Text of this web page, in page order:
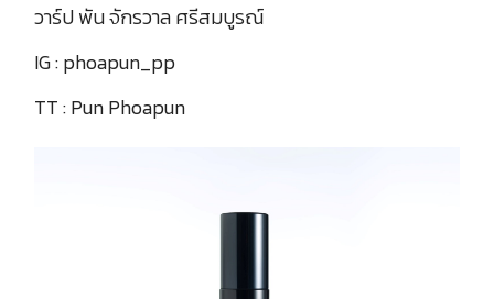
วาร์ป พัน จักรวาล ศรีสมบูรณ์
IG : phoapun_pp
TT : Pun Phoapun